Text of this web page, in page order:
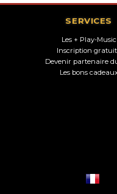
SERVICES
Les + Play-Music
Inscription
Devenir partenaire
Les bons